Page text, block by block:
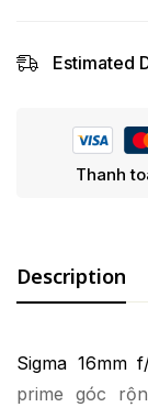
Estimated
Thanh
Description
Sigma 16mm
prime góc